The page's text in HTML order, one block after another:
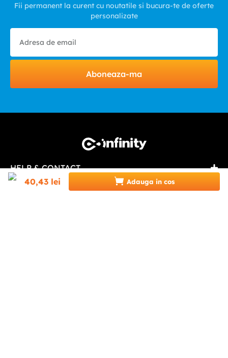
40,43 lei Adauga in cos
Fii permanent la curent cu noutatile si bucura-te de oferte
personalizate
Aboneaza-ma
HELP & CONTACT